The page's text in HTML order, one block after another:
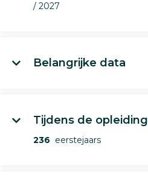
/ 2027
Belangrijke data
Tijdens de opleiding
236 eerstejaars